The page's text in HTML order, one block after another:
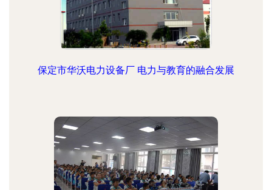
保定市华沃电力设备厂 电力与教育的融合发展